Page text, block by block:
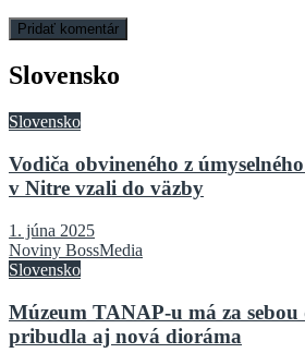
Slovensko
Slovensko
Vodiča obvineného z
v Nitre vzali do väzby
1. júna 2025
Noviny BossMedia
Slovensko
Múzeum TANAP-u má za sebou
pribudla aj nová dioráma